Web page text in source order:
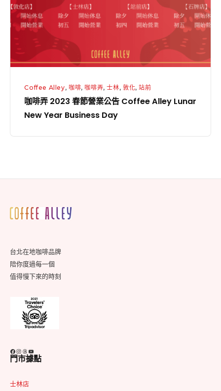
快
閃
店
節
營
業
告
Alley
Lunar
New
Year
Coffee Alley, 咖啡, 咖啡弄,士林, 敦化,站前
咖啡弄 2023 春節營業公告 Coffee Alley Lunar
New Year Business Day
台北在地咖啡品牌
陪你度過每一個
值得慢下來的時刻
Facebook Instagram Threads YouTube
門市據點
士林店